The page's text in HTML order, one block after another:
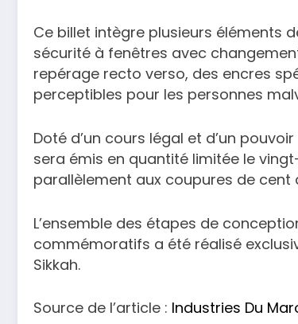
Ce billet intègre plusieurs éléments
sécurité à fenêtres avec
repérage recto verso, des encres
perceptibles pour les personnes
Doté d’un cours légal et d’un
sera émis en quantité limitée le
parallèlement aux coupures de
L’ensemble des étapes de
commémoratifs a été réalisé
Sikkah.
Source de l’article : Industries Du